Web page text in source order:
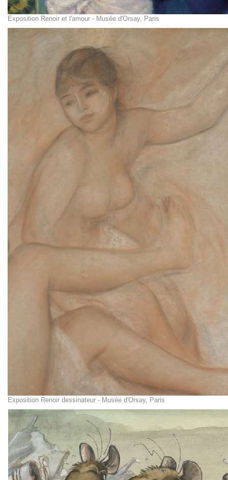
Exposition Renoir et l'amour - Musée d'Orsay, Paris
Exposition Renoir dessinateur - Musée d'Orsay, Paris